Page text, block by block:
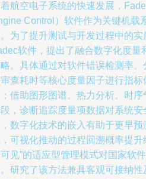
航空电子系统的快速发展，
Control）软件作为关键机载
为了提升测试与开发过程中的
软件，提出了融合数字化度量
。具体通过对软件错误检测率
查耗时等核心度量因子进行指标
借助图形图谱、热力分析、时
，诊断追踪度量项数据对系统
数字化技术的嵌入有助于更早
可视化推动的过程回溯概率提
见”的适应型管理模式对国家软
研究了该方法兼具客观可接纳